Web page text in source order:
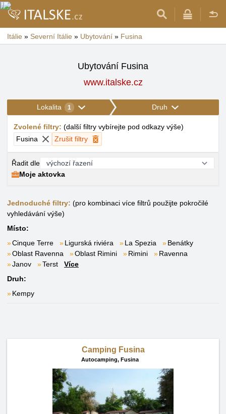
Itálie » Severní Itálie » Ubytování » Fusina
Ubytování Fusina
www.italske.cz
Lokalita 1 Druh
Zvolené filtry: (další filtry vybírejte pod odkazy výše)
Fusina
Zrušit filtry
Řadit dle
Moje aktovka
Jednoduché filtry: (pro kombinaci více filtrů použijte pokročilé
vyhledávání výše)
Místo:
Cinque Terre
Ligurská riviéra La Spezia
Benátky
Oblast Ravenna
Oblast Rimini Rimini
Ravenna
Janov
Terst
Více
Druh:
Kempy
Camping Fusina
Autocamping, Fusina